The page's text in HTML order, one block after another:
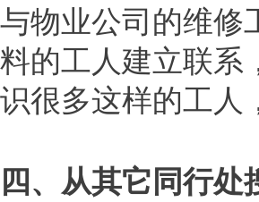
与物业公司的维修
料的工人建立联系
识很多这样的工人
四、从其它同行处